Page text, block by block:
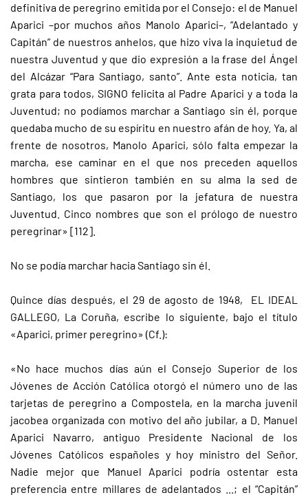
definitiva de peregrino emitida por el Consejo: el de Manuel
Aparici –por muchos años Manolo Aparici–, “Adelantado y
Capitán” de nuestros anhelos, que hizo viva la inquietud de
nuestra Juventud y que dio expresión a la frase del Ángel
del Alcázar “Para Santiago, santo”. Ante esta noticia, tan
grata para todos, SIGNO felicita al Padre Aparici y a toda la
Juventud; no podíamos marchar a Santiago sin él, porque
quedaba mucho de su espíritu en nuestro afán de hoy. Ya, al
frente de nosotros, Manolo Aparici, sólo falta empezar la
marcha, ese caminar en el que nos preceden aquellos
hombres que sintieron también en su alma la sed de
Santiago, los que pasaron por la jefatura de nuestra
Juventud. Cinco nombres que son el prólogo de nuestro
peregrinar» [112].
No se podía marchar hacia Santiago sin él.
Quince días después, el 29 de agosto de 1948, EL IDEAL
GALLEGO, La Coruña, escribe lo siguiente, bajo el título
«Aparici, primer peregrino» (Cf.):
«No hace muchos días aún el Consejo Superior de los
Jóvenes de Acción Católica otorgó el número uno de las
tarjetas de peregrino a Compostela, en la marcha juvenil
jacobea organizada con motivo del año jubilar, a D. Manuel
Aparici Navarro, antiguo Presidente Nacional de los
Jóvenes Católicos españoles y hoy ministro del Señor.
Nadie mejor que Manuel Aparici podría ostentar esta
preferencia entre millares de adelantados ...; el “Capitán”